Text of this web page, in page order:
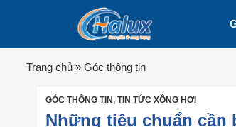
Trang chủ » Góc thông tin
GÓC THÔNG TIN, TIN TỨC XÔNG HƠI
Những tiêu chuẩn cần